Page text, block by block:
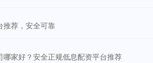
推荐，安全可靠
哪家好？安全正规低息配资平台推荐